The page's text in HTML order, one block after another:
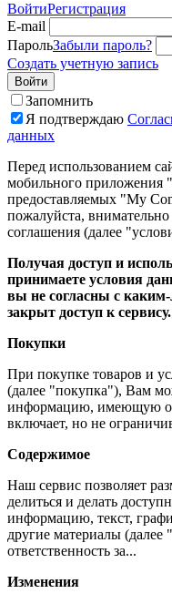
ВойтиРегистрация
E-mail
ПарольЗабыли пароль?
Создать учетную запись
Войти
Запомнить
Я подтверждаю
данных
Перед использованием
мобильного приложения
предоставляемых "My
пожалуйста, внимательно
соглашения (далее
Получая доступ и
принимаете условия
вы не согласны с
закрыт доступ к сервису.
Покупки
При покупке товаров и
(далее "покупка"), Вам
информацию, имеющую
включает, но не
Содержимое
Наш сервис позволяет
делиться и делать
информацию, текст,
другие материалы
ответственность за...
Изменения